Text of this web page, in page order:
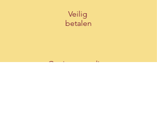
Veilig
betalen
Gratis verzending